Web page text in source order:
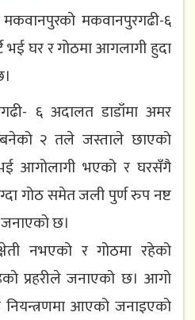
मकवानपुरको मकवानपुरगढी-६
भई घर र गोठमा आगलागी हुदा
६ अदालत डाडाँमा अमर
२ तले जस्ताले छाएको
आगोलागी भएको र घरसँगै
गोठ समेत जली पुर्ण रुप नष्ट
छ।
नभएको र गोठमा रहेको
प्रहरीले जनाएको छ। आगो
नियन्त्रणमा आएको जनाइएको